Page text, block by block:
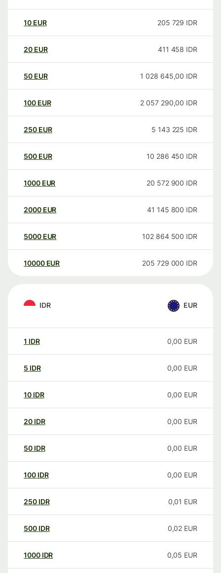
10 EUR 205 729 IDR
20 EUR 411 458 IDR
50 EUR 1 028 645,00 IDR
100 EUR 2 057 290,00 IDR
250 EUR 5 143 225 IDR
500 EUR 10 286 450 IDR
1000 EUR 20 572 900 IDR
2000 EUR 41 145 800 IDR
5000 EUR 102 864 500 IDR
10000 EUR 205 729 000 IDR
IDR EUR
1 IDR 0,00 EUR
5 IDR 0,00 EUR
10 IDR 0,00 EUR
20 IDR 0,00 EUR
50 IDR 0,00 EUR
100 IDR 0,00 EUR
250 IDR 0,01 EUR
500 IDR 0,02 EUR
1000 IDR 0,05 EUR